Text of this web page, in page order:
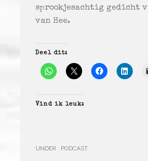
sprookjesachtig gedicht
van Hee.
Deel dit:
Vind ik leuk:
UNDER : PODCAST